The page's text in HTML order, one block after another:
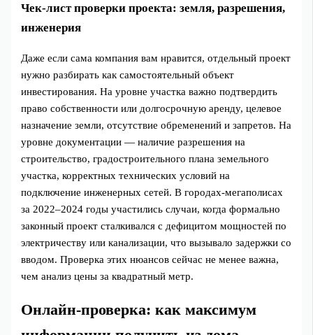
Чек‑лист проверки проекта: земля, разрешения,
инженерия
Даже если сама компания вам нравится, отдельный проект
нужно разбирать как самостоятельный объект
инвестирования. На уровне участка важно подтвердить
право собственности или долгосрочную аренду, целевое
назначение земли, отсутствие обременений и запретов. На
уровне документации — наличие разрешения на
строительство, градостроительного плана земельного
участка, корректных технических условий на
подключение инженерных сетей. В городах‑мегаполисах
за 2022–2024 годы участились случаи, когда формально
законный проект сталкивался с дефицитом мощностей по
электричеству или канализации, что вызывало задержки со
вводом. Проверка этих нюансов сейчас не менее важна,
чем анализ цены за квадратный метр.
Онлайн‑проверка: как максимум